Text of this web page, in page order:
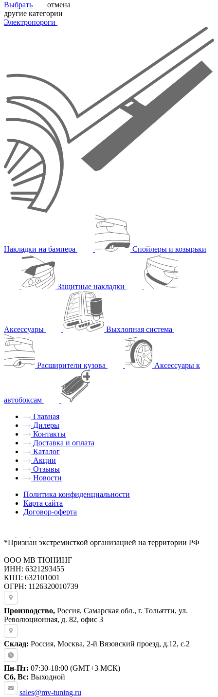
Выбрать
отмена
другие категории
Электропороги
Накладки на бампера Спойлеры и козырьки
Защитные накладки
Аксессуары Выхлопная система
Расширители кузова Аксессуары к
автобоксам
Главная
Дилеры
Контакты
Доставка и оплата
Каталог
Акции
Отзывы
Новости
Политика конфиденциальности
Карта сайта
Договор-оферта
*Признан экстремисткой организацией на территории РФ
ООО МВ ТЮНИНГ
ИНН: 6321293455
КПП: 632101001
ОГРН: 1126320010739
Производство, Россия, Самарская обл., г. Тольятти, ул.
Революционная, д. 82, офис 3
Склад: Россия, Москва, 2-й Вязовский проезд, д.12, с.2
Пн-Пт: 07:30-18:00 (GMT+3 МСК)
Сб, Вс: Выходной
sales@mv-tuning.ru